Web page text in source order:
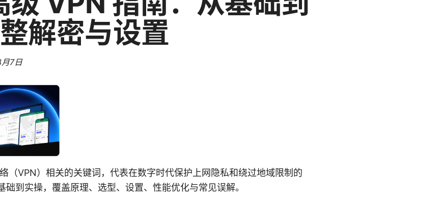
解密与设置
7日
（VPN）相关的关键词，代表在数字时代保护上网隐私和绕过地域限制的
到实操，覆盖原理、选型、设置、性能优化与常见误解。